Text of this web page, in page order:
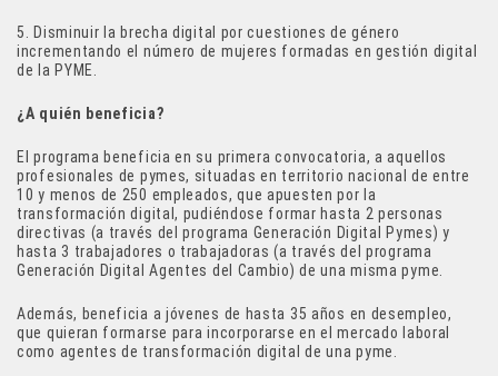
5. Disminuir la brecha digital por cuestiones de género
incrementando el número de mujeres formadas en gestión digital
de la PYME.
¿A quién beneficia?
El programa beneficia en su primera convocatoria, a aquellos
profesionales de pymes, situadas en territorio nacional de entre
10 y menos de 250 empleados, que apuesten por la
transformación digital, pudiéndose formar hasta 2 personas
directivas (a través del programa Generación Digital Pymes) y
hasta 3 trabajadores o trabajadoras (a través del programa
Generación Digital Agentes del Cambio) de una misma pyme.
Además, beneficia a jóvenes de hasta 35 años en desempleo,
que quieran formarse para incorporarse en el mercado laboral
como agentes de transformación digital de una pyme.